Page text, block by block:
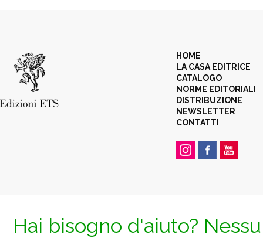
HOME
LA CASA EDITRICE
CATALOGO
NORME EDITORIALI
DISTRIBUZIONE
NEWSLETTER
CONTATTI
Hai bisogno d'aiuto?